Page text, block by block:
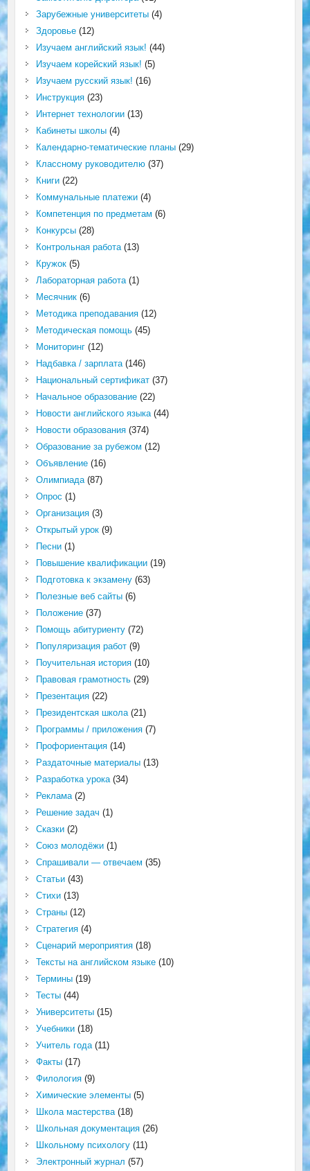
Зарубежные университеты(4)
Здоровье(12)
Изучаем английский язык! (44)
Изучаем корейский язык! (5)
Изучаем русский язык! (16)
Инструкция(23)
Интернет технологии(13)
Кабинеты школы(4)
Календарно-тематические планы(29)
Классному руководителю(37)
Книги(22)
Коммунальные платежи(4)
Компетенция по предметам (6)
Конкурсы(28)
Контрольная работа(13)
Кружок(5)
Лабораторная работа(1)
Месячник(6)
Методика преподавания(12)
Методическая помощь(45)
Мониторинг(12)
Надбавка / зарплата(146)
Национальный сертификат(37)
Начальное образование(22)
Новости английского языка(44)
Новости образования(374)
Образование за рубежом (12)
Объявление(16)
Олимпиада(87)
Опрос (1)
Организация(3)
Открытый урок(9)
Песни(1)
Повышение квалификации(19)
Подготовка к экзамену(63)
Полезные веб сайты(6)
Положение(37)
Помощь абитуриенту(72)
Популяризация работ(9)
Поучительная история(10)
Правовая грамотность(29)
Презентация(22)
Президентская школа(21)
Программы / приложения(7)
Профориентация(14)
Раздаточные материалы(13)
Разработка урока(34)
Реклама(2)
Решение задач (1)
Сказки(2)
Союз молодёжи(1)
Спрашивали — отвечаем (35)
Статьи(43)
Стихи(13)
Страны(12)
Стратегия(4)
Сценарий мероприятия(18)
Тексты на английском языке(10)
Термины(19)
Тесты(44)
Университеты(15)
Учебники(18)
Учитель года(11)
Факты(17)
Филология(9)
Химические элементы(5)
Школа мастерства(18)
Школьная документация(26)
Школьному психологу(11)
Электронный журнал (57)